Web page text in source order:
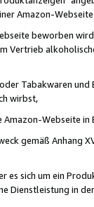
Amazon-
beworben
Vertrieb
Tabakwaren
wirbst,
Webseite in
gemäß Anhang
sich um ein
Dienstleistung in